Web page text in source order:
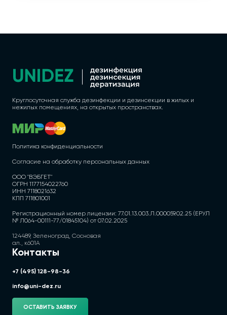
Круглосуточная служба дезинфекции и дезинсекции в жилых и
нежилых помещениях, на открытых пространствах.
Политика конфиденциальности
Согласие на обработку персональных данных
ООО "ВЭБГЕТ"
ОГРН 1177154022760
ИНН 7118021632
КПП 711801001
Регистрационный номер лицензии: 77.01.13.003.Л.000059.02.25 (ЕРУЛ
№ Л064-00111-77/01845104) от 07.02.2025
124489, Зеленоград, Сосновая
ал., к601А
Контакты
+7 (495) 128-98-36
info@uni-dez.ru
ОСТАВИТЬ ЗАЯВКУ